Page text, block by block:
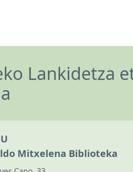
Lankidetza
Mitxelena Biblioteka